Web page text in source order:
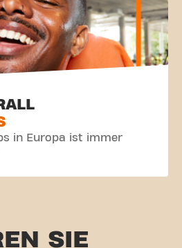
in Europa ist immer
SIE